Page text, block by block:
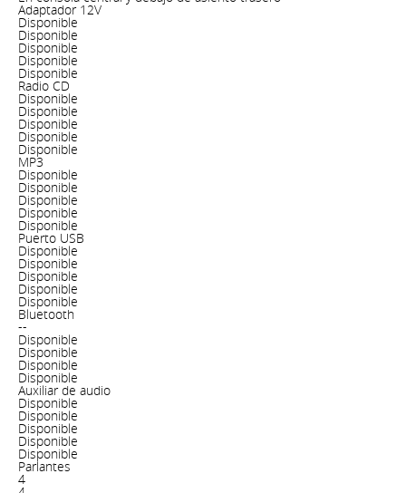
Adaptador 12V
Disponible
Disponible
Disponible
Disponible
Disponible
Radio CD
Disponible
Disponible
Disponible
Disponible
Disponible
MP3
Disponible
Disponible
Disponible
Disponible
Disponible
Puerto USB
Disponible
Disponible
Disponible
Disponible
Disponible
Bluetooth
--
Disponible
Disponible
Disponible
Disponible
Auxiliar de audio
Disponible
Disponible
Disponible
Disponible
Disponible
Parlantes
4